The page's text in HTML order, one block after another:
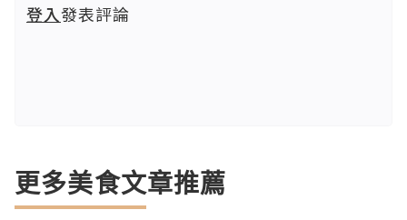
登入發表評論
更多美食文章推薦